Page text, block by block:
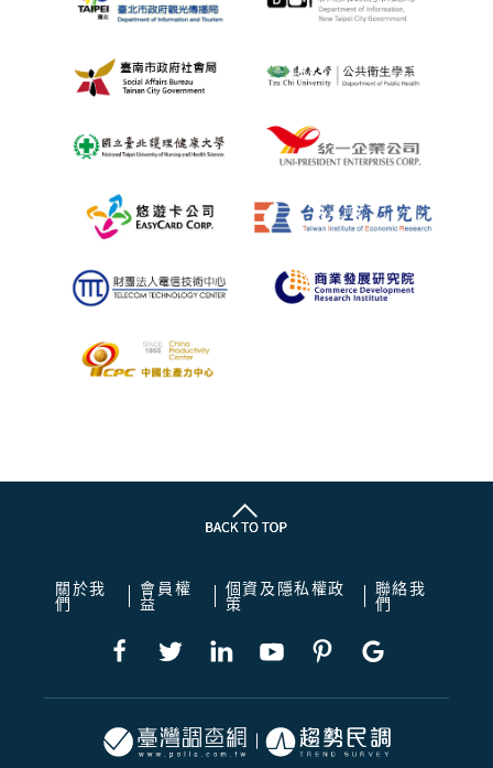
關於我
們
會員權
益
個資及隱私權政
策
聯絡我
們